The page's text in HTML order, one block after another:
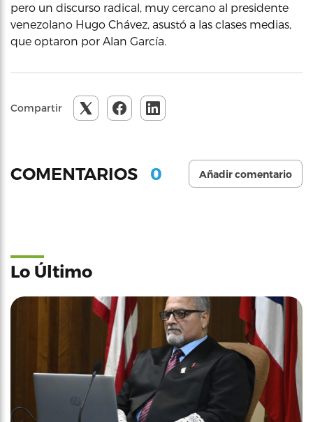
pero un discurso radical, muy cercano al presidente
venezolano Hugo Chávez, asustó a las clases medias,
que optaron por Alan García.
Compartir
COMENTARIOS 0 Añadir comentario
Lo Último